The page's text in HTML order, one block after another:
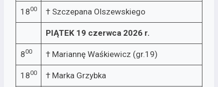
1800 † Szczepana Olszewskiego
PIĄTEK 19 czerwca 2026 r.
800 † Mariannę Waśkiewicz (gr.19)
1800 † Marka Grzybka